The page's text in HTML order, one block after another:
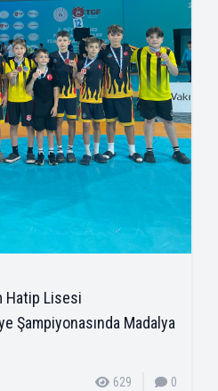
Hatip Lisesi
Şampiyonasında Madalya
629 0